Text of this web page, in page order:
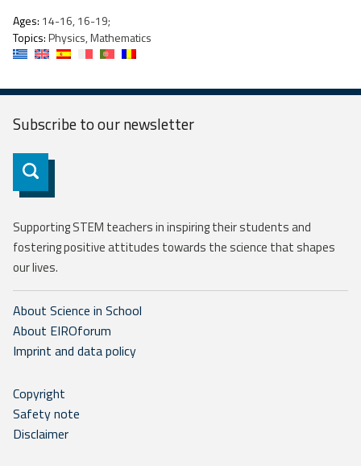
Ages: 14-16, 16-19;
Topics:Physics, Mathematics
Subscribe to ournewsletter
Subscribe
Supporting STEM teachers in inspiring their students and
fostering positive attitudes towards the science that shapes
our lives.
About Science in School
About EIROforum
Imprint and data policy
Copyright
Safety note
Disclaimer